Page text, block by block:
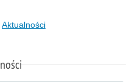
Aktualności